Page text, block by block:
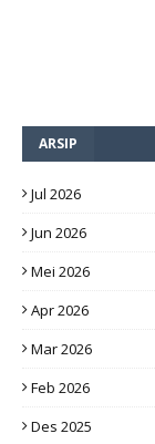
ARSIP
Jul 2026
Jun 2026
Mei 2026
Apr 2026
Mar 2026
Feb 2026
Des 2025